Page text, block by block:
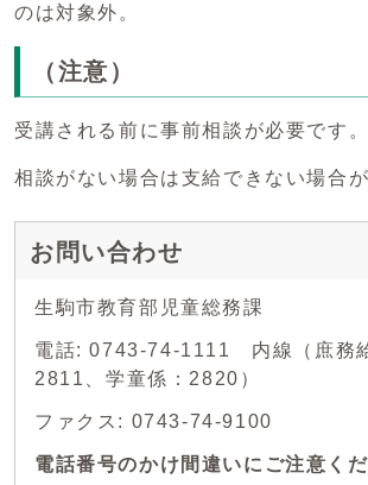
のは対象外。
（注意）
受講される前に事前相談が必要です。
相談がない場合は支給できない場合が
お問い合わせ
生駒市教育部児童総務課
電話: 0743-74-1111 内線（庶務
2811、学童係：2820）
ファクス: 0743-74-9100
電話番号のかけ間違いにご注意くだ